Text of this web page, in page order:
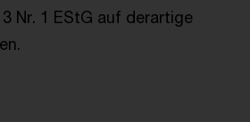
Nr. 1 EStG auf derartige